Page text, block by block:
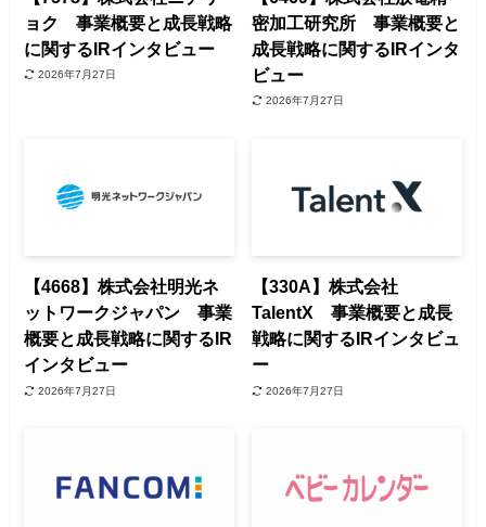
ョク 事業概要と成長戦略
に関するIRインタビュー
2026年7月27日
密加工研究所 事業概要と
成長戦略に関するIRインタ
ビュー
2026年7月27日
【4668】株式会社明光ネ
ットワークジャパン 事業
概要と成長戦略に関するIR
インタビュー
2026年7月27日
【330A】株式会社
TalentX 事業概要と成長
戦略に関するIRインタビュ
ー
2026年7月27日